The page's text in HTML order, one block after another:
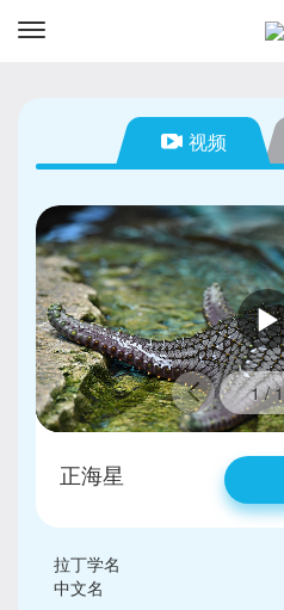
订
视频
1/1
正海星
1/4
正海星
拉丁学名
中文名